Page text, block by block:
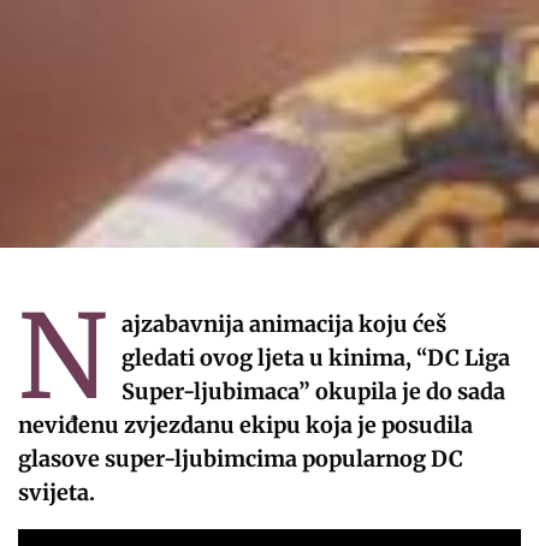
N ajzabavnija animacija koju ćeš
gledati ovog ljeta u kinima, “DC Liga
Super-ljubimaca” okupila je do sada
neviđenu zvjezdanu ekipu koja je posudila
glasove super-ljubimcima popularnog DC
svijeta.